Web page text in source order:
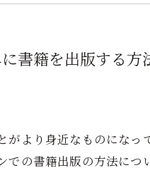
書籍を出版する方
がより身近なものになっ
での書籍出版の方法に